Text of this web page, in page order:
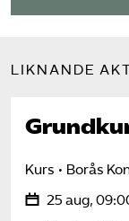
LIKNANDE
Kurs Borås
25 aug,